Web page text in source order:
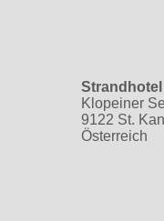
Klopeiner
9122 St.
Österreich